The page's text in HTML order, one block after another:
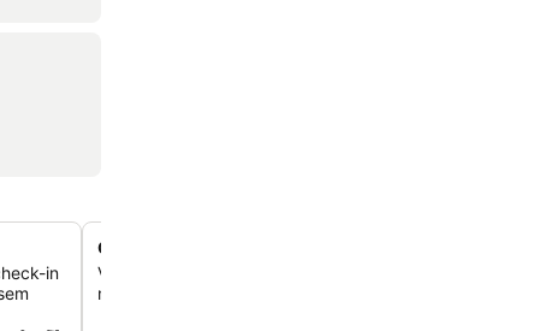
in
Opções de quarto flexíveis
Você pode escolher entre quartos com banheiro
mais econômicas com instalações de banheiro